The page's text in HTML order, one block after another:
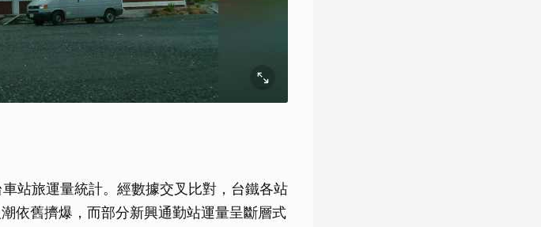
站旅運量統計。經數據交叉比對，台鐵各站
依舊擠爆，而部分新興通勤站運量呈斷層式